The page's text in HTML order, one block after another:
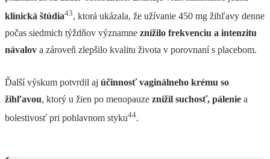
klinická štúdia43, ktorá ukázala, že užívanie 450 mg žihľavy denne
počas siedmich týždňov významne znížilo frekvenciu a intenzitu
návalov a zároveň zlepšilo kvalitu života v porovnaní s placebom.
Ďalší výskum potvrdil aj účinnosť vaginálneho krému so
žihľavou, ktorý u žien po menopauze znížil suchosť, pálenie a
bolestivosť pri pohlavnom styku44.